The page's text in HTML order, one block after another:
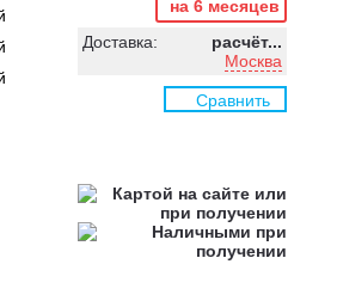
на 6 месяцев
Доставка:
расчёт...
Москва
Сравнить